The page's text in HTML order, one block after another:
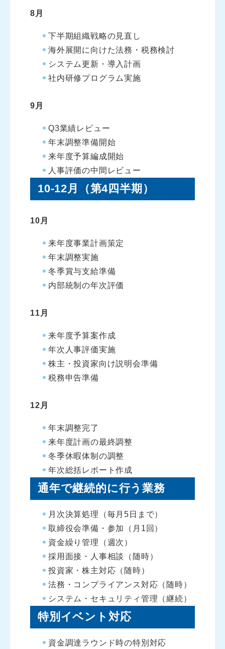
8月
下半期組織戦略の見直し
海外展開に向けた法務・税務検討
システム更新・導入計画
社内研修プログラム実施
9月
Q3業績レビュー
年末調整準備開始
来年度予算編成開始
人事評価の中間レビュー
10-12月（第4四半期）
10月
来年度事業計画策定
年末調整実施
冬季賞与支給準備
内部統制の年次評価
11月
来年度予算案作成
年次人事評価実施
株主・投資家向け説明会準備
税務申告準備
12月
年末調整完了
来年度計画の最終調整
冬季休暇体制の調整
年次総括レポート作成
通年で継続的に行う業務
月次決算処理（毎月5日まで）
取締役会準備・参加（月1回）
資金繰り管理（週次）
採用面接・人事相談（随時）
投資家・株主対応（随時）
法務・コンプライアンス対応（随時）
システム・セキュリティ管理（継続）
特別イベント対応
資金調達ラウンド時の特別対応